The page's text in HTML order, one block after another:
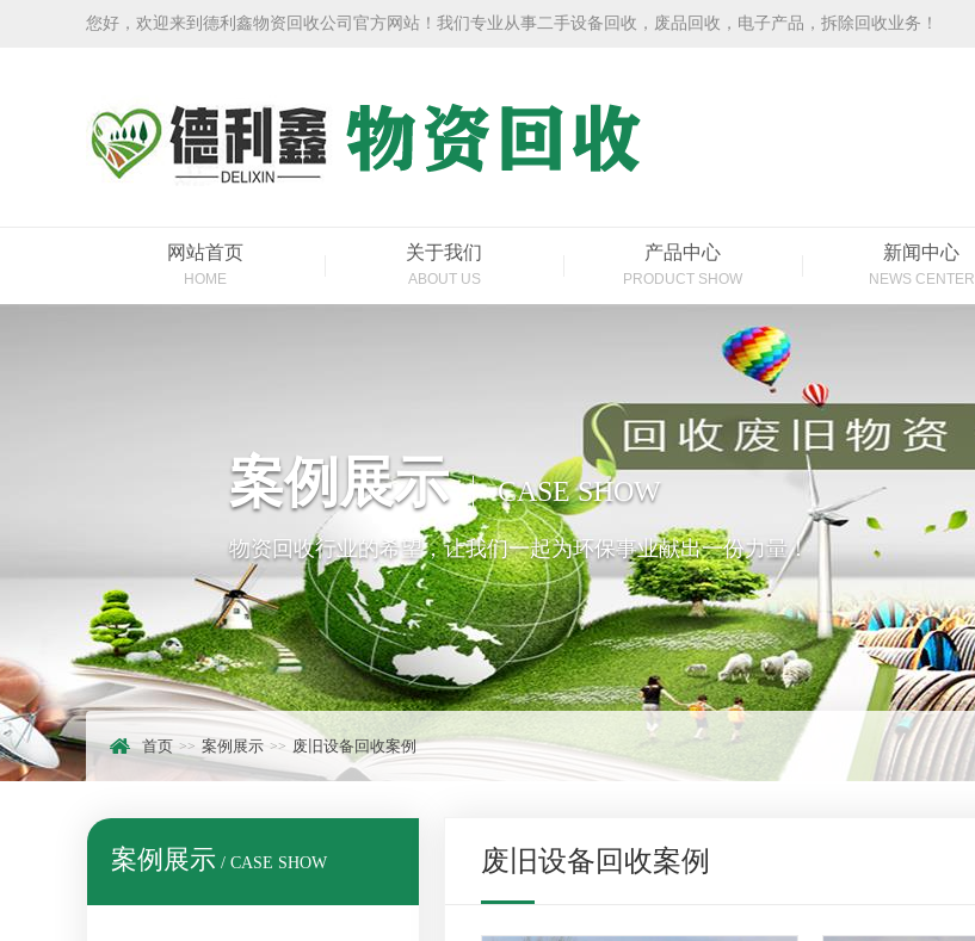
您好，欢迎来到德利鑫物资回收公司官方网站！我们专业从事二手设备回收，废品回收，电子产品，拆除回收业务！
网站首页
HOME
关于我们
ABOUT US
产品中心
PRODUCT SHOW
新闻中心
NEWS CENTER
案例展示 CASE SHOW
物资回收行业的希望，让我们一起为环保事业献出一份力量！
首页 案例展示 废旧设备回收案例
案例展示 / CASE SHOW 废旧设备回收案例